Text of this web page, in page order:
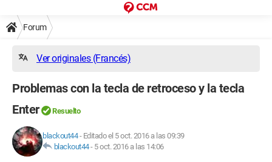
Forum
Ver originales (Francés)
Problemas con la tecla de retroceso y la tecla
Enter
Resuelto
blackout44- Editado el 5 oct. 2016 a las 09:39
blackout44- 5 oct. 2016 a las 14:06